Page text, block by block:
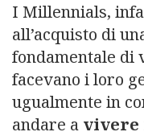
I Millennials,
all’acquisto di
fondamentale di
facevano i loro
ugualmente in
andare a vivere